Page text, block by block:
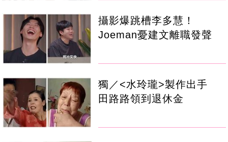
攝影爆跳槽李多慧！
Joeman憂建文離職發聲
獨／<水玲瓏>製作出手
田路路領到退休金